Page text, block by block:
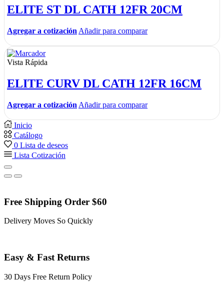
ELITE ST DL CATH 12FR 20CM
Agregar a cotización Añadir para comparar
Vista Rápida
ELITE CURV DL CATH 12FR 16CM
Agregar a cotización Añadir para comparar
Inicio
Catálogo
0 Lista de deseos
Lista Cotización
Free Shipping Order $60
Delivery Moves So Quickly
Easy & Fast Returns
30 Days Free Return Policy